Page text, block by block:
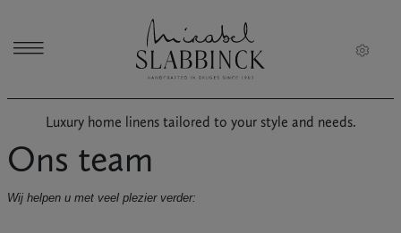
Luxury home linens tailored to your style and needs.
Ons team
Wij helpen u met veel plezier verder: